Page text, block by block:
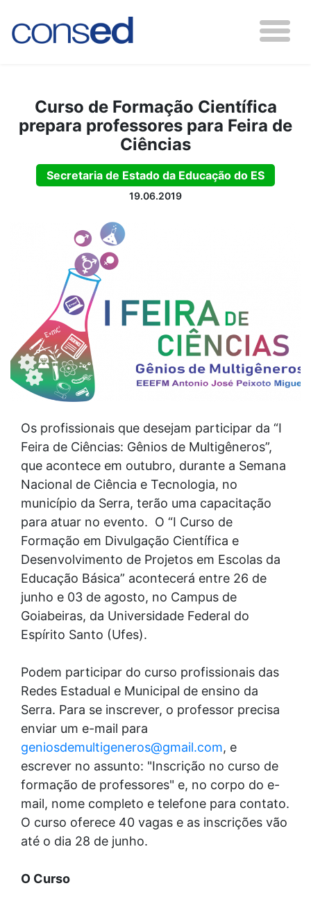
Curso de Formação Científica
prepara professores para Feira de
Ciências
Secretaria de Estado da Educação do ES
19.06.2019
Os profissionais que desejam participar da “I
Feira de Ciências: Gênios de Multigêneros”,
que acontece em outubro, durante a Semana
Nacional de Ciência e Tecnologia, no
município da Serra, terão uma capacitação
para atuar no evento. O “I Curso de
Formação em Divulgação Científica e
Desenvolvimento de Projetos em Escolas da
Educação Básica” acontecerá entre 26 de
junho e 03 de agosto, no Campus de
Goiabeiras, da Universidade Federal do
Espírito Santo (Ufes).
Podem participar do curso profissionais das
Redes Estadual e Municipal de ensino da
Serra. Para se inscrever, o professor precisa
enviar um e-mail para
geniosdemultigeneros@gmail.com, e
escrever no assunto: "Inscrição no curso de
formação de professores" e, no corpo do e-
mail, nome completo e telefone para contato.
O curso oferece 40 vagas e as inscrições vão
até o dia 28 de junho.
O Curso